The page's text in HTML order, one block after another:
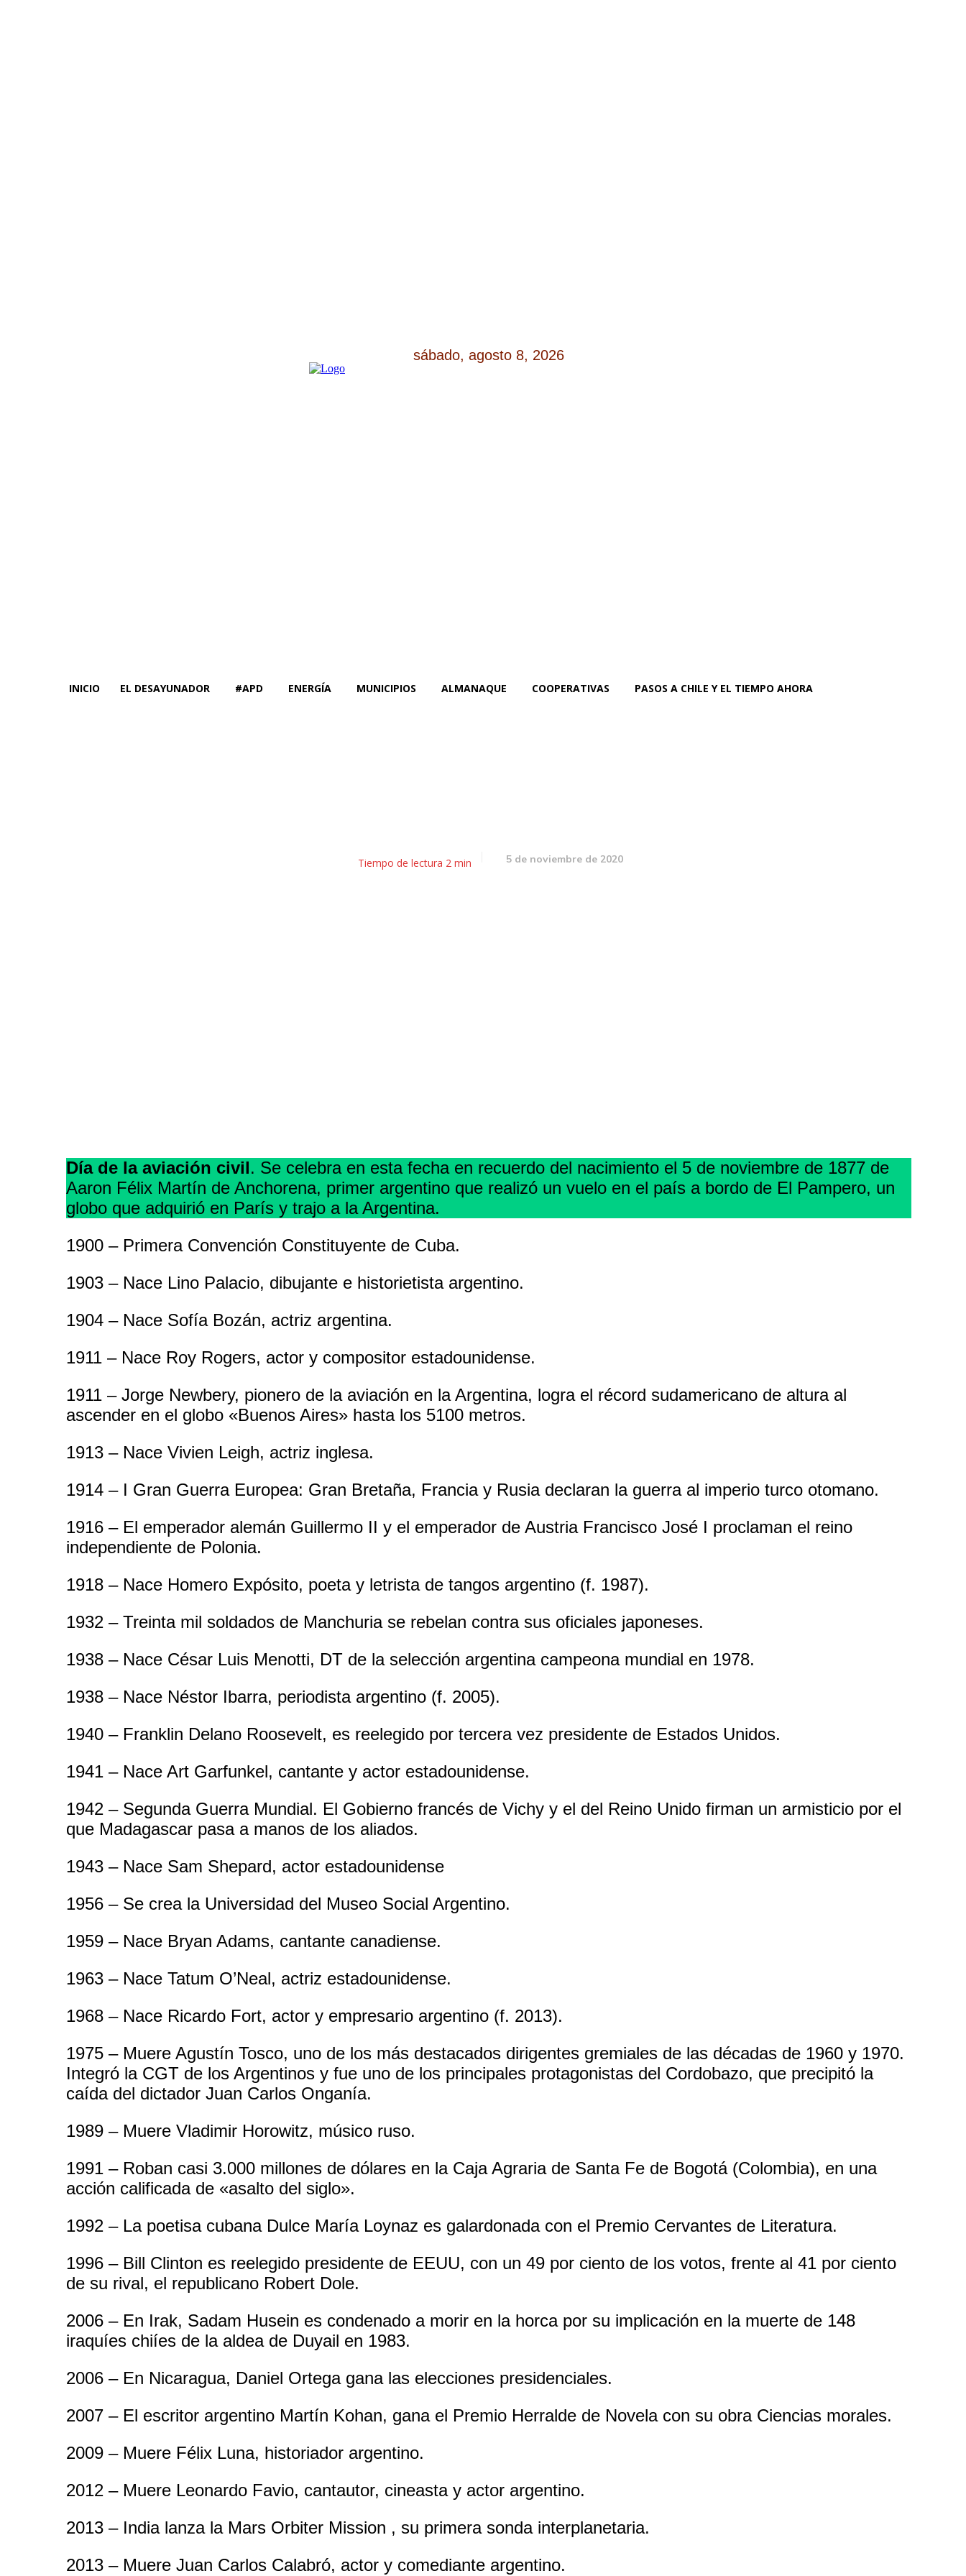
sábado, agosto 8, 2026
INICIO EL DESAYUNADOR #APD ENERGÍA MUNICIPIOS ALMANAQUE COOPERATIVAS PASOS A CHILE Y EL TIEMPO AHORA
Tiempo de lectura 2min 5 de noviembre de 2020
Día de la aviación civil. Se celebra en esta fecha en recuerdo del nacimiento el 5 de noviembre de 1877 de
Aaron Félix Martín de Anchorena, primer argentino que realizó un vuelo en el país a bordo de El Pampero, un
globo que adquirió en París y trajo a la Argentina.
1900 – Primera Convención Constituyente de Cuba.
1903 – Nace Lino Palacio, dibujante e historietista argentino.
1904 – Nace Sofía Bozán, actriz argentina.
1911 – Nace Roy Rogers, actor y compositor estadounidense.
1911 – Jorge Newbery, pionero de la aviación en la Argentina, logra el récord sudamericano de altura al
ascender en el globo «Buenos Aires» hasta los 5100 metros.
1913 – Nace Vivien Leigh, actriz inglesa.
1914 – I Gran Guerra Europea: Gran Bretaña, Francia y Rusia declaran la guerra al imperio turco otomano.
1916 – El emperador alemán Guillermo II y el emperador de Austria Francisco José I proclaman el reino
independiente de Polonia.
1918 – Nace Homero Expósito, poeta y letrista de tangos argentino (f. 1987).
1932 – Treinta mil soldados de Manchuria se rebelan contra sus oficiales japoneses.
1938 – Nace César Luis Menotti, DT de la selección argentina campeona mundial en 1978.
1938 – Nace Néstor Ibarra, periodista argentino (f. 2005).
1940 – Franklin Delano Roosevelt, es reelegido por tercera vez presidente de Estados Unidos.
1941 – Nace Art Garfunkel, cantante y actor estadounidense.
1942 – Segunda Guerra Mundial. El Gobierno francés de Vichy y el del Reino Unido firman un armisticio por el
que Madagascar pasa a manos de los aliados.
1943 – Nace Sam Shepard, actor estadounidense
1956 – Se crea la Universidad del Museo Social Argentino.
1959 – Nace Bryan Adams, cantante canadiense.
1963 – Nace Tatum O’Neal, actriz estadounidense.
1968 – Nace Ricardo Fort, actor y empresario argentino (f. 2013).
1975 – Muere Agustín Tosco, uno de los más destacados dirigentes gremiales de las décadas de 1960 y 1970.
Integró la CGT de los Argentinos y fue uno de los principales protagonistas del Cordobazo, que precipitó la
caída del dictador Juan Carlos Onganía.
1989 – Muere Vladimir Horowitz, músico ruso.
1991 – Roban casi 3.000 millones de dólares en la Caja Agraria de Santa Fe de Bogotá (Colombia), en una
acción calificada de «asalto del siglo».
1992 – La poetisa cubana Dulce María Loynaz es galardonada con el Premio Cervantes de Literatura.
1996 – Bill Clinton es reelegido presidente de EEUU, con un 49 por ciento de los votos, frente al 41 por ciento
de su rival, el republicano Robert Dole.
2006 – En Irak, Sadam Husein es condenado a morir en la horca por su implicación en la muerte de 148
iraquíes chiíes de la aldea de Duyail en 1983.
2006 – En Nicaragua, Daniel Ortega gana las elecciones presidenciales.
2007 – El escritor argentino Martín Kohan, gana el Premio Herralde de Novela con su obra Ciencias morales.
2009 – Muere Félix Luna, historiador argentino.
2012 – Muere Leonardo Favio, cantautor, cineasta y actor argentino.
2013 – India lanza la Mars Orbiter Mission , su primera sonda interplanetaria.
2013 – Muere Juan Carlos Calabró, actor y comediante argentino.